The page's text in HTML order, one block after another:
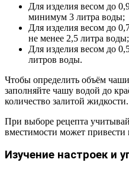
Для изделия весом до
минимум 3 литра воды;
Для изделия весом до
не менее 2,5 литра воды;
Для изделия весом до
литров воды.
Чтобы определить объём
заполняйте чашу водой до
количество залитой жидкости.
При выборе рецепта
вместимости может привести
Изучение настроек и